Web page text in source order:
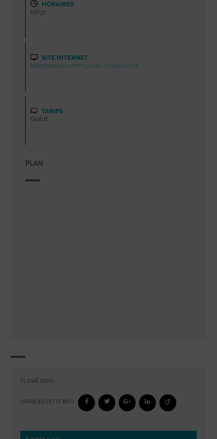
HORAIRES
10h30
SITE INTERNET
bibliotheques.communaute-coutances.fr
TARIFS
Gratuit
PLAN
CLASSÉ DANS :
PARTAGER CETTE INFO :